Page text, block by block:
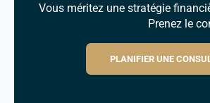
Vous méritez une stratégie
Prenez le
PLANIFIER UNE